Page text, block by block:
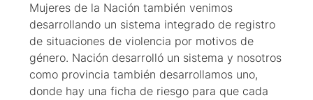
Mujeres de la Nación también venimos
desarrollando un sistema integrado de registro
de situaciones de violencia por motivos de
género. Nación desarrolló un sistema y nosotros
como provincia también desarrollamos uno,
donde hay una ficha de riesgo para que cada